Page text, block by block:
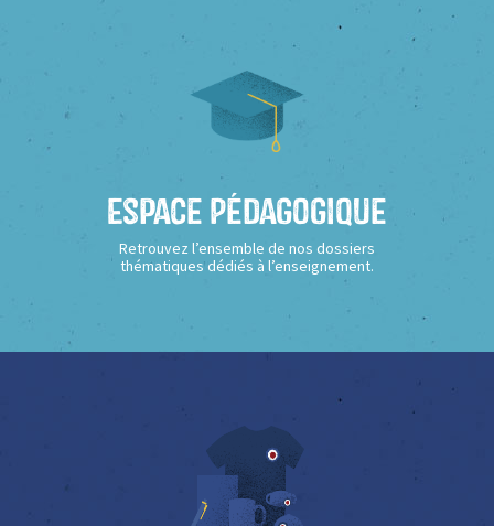
Espace Pédagogique
Retrouvez l’ensemble de nos dossiers
thématiques dédiés à l’enseignement.